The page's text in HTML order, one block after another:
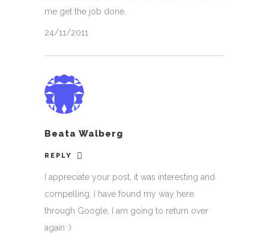
me get the job done.
24/11/2011
Beata Walberg
REPLY
I appreciate your post, it was interesting and
compelling. I have found my way here
through Google, I am going to return over
again :)